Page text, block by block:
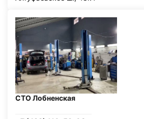
СТО Лобненская